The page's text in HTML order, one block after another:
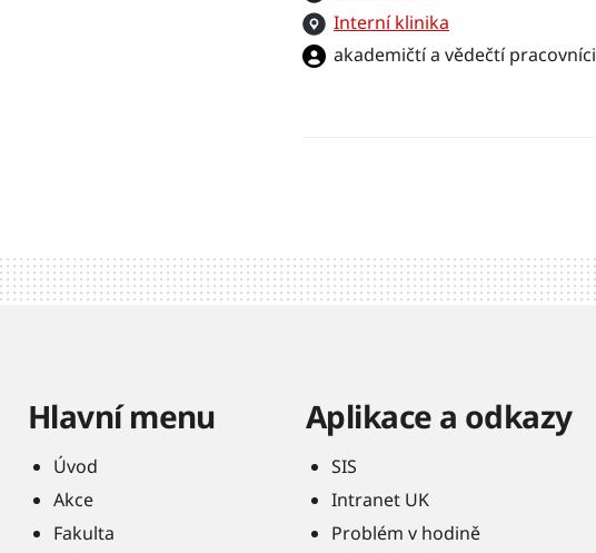
Interní klinika
akademičtí a vědečtí pracovníci
Hlavní menu
Úvod
Akce
Fakulta
Aplikace a odkazy
SIS
Intranet UK
Problém v hodině